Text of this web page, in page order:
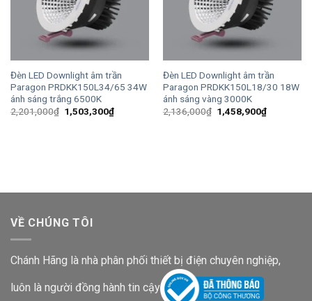
Đèn LED Downlight âm trần
Paragon PRDKK150L34/65 34W
ánh sáng trắng 6500K
2,201,000₫ Giá
gốc
1,503,300₫Giá
hiện
Đèn LED Downlight âm trần
Paragon PRDKK150L18/30 18W
ánh sáng vàng 3000K
2,136,000₫ Giá
gốc
1,458,900₫Giá
hiện
VỀ CHÚNG TÔI
Chánh Hãng là nhà phân phối thiết bị điện chuyên nghiệp,
luôn là người đồng hành tin cậy